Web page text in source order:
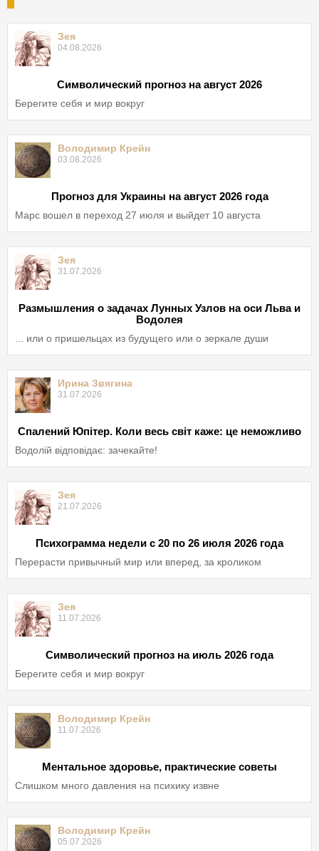
Зея
04.08.2026
Символический прогноз на август 2026
Берегите себя и мир вокруг
Володимир Крейн
03.08.2026
Прогноз для Украины на август 2026 года
Марс вошел в переход 27 июля и выйдет 10 августа
Зея
31.07.2026
Размышления о задачах Лунных Узлов на оси Льва и
Водолея
... или о пришельцах из будущего или о зеркале души
Ирина Звягина
31.07.2026
Спалений Юпітер. Коли весь світ каже: це неможливо
Водолій відповідає: зачекайте!
Зея
21.07.2026
Психограмма недели с 20 по 26 июля 2026 года
Перерасти привычный мир или вперед, за кроликом
Зея
11.07.2026
Символический прогноз на июль 2026 года
Берегите себя и мир вокруг
Володимир Крейн
11.07.2026
Ментальное здоровье, практические советы
Слишком много давления на психику извне
Володимир Крейн
05.07.2026